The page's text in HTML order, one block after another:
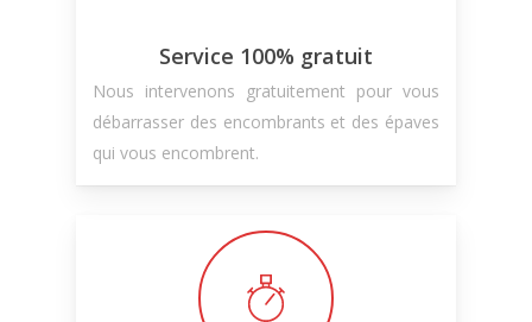
Service 100% gratuit
Nous intervenons gratuitement pour vous
débarrasser des encombrants et des épaves
qui vous encombrent.